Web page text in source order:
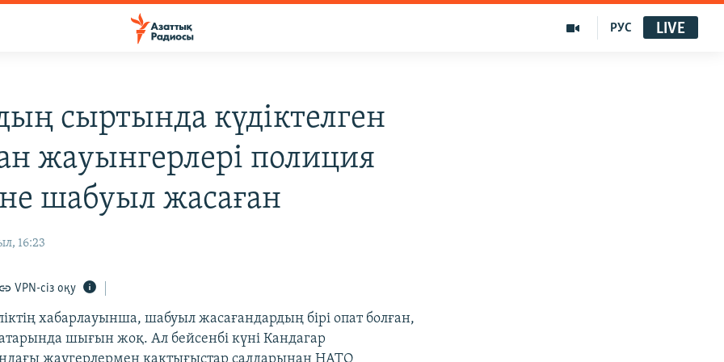
РУС LIVE
сыртында күдіктелген
жауынгерлері полиция
шабуыл жасаған
16:23
VPN-сіз оқу
хабарлауынша, шабуыл жасағандардың бірі опат болған,
шығын жоқ. Ал бейсенбі күні Кандагар